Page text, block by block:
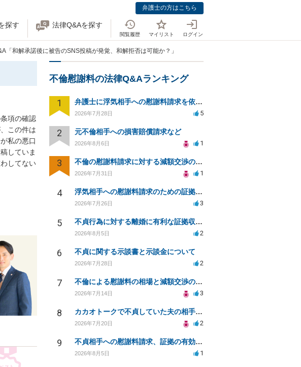
弁護士の方はこちら
探す 法律Q&Aを探す
閲覧履歴 マイリスト ログイン
「和解承諾後に被告のSNS投稿が発覚、和解拒否は可能か？」
項の確認
この件は
私の悪口
していま
してない
不倫慰謝料の法律Q&Aランキング
1 弁護士に浮気相手への慰謝料請求を依頼する費用相場は？
2026年7月28日 5
2 元不倫相手への損害賠償請求など
2026年8月6日 1
3 不倫の慰謝料請求に対する減額交渉の可能性と対策
2026年7月31日 1
4 浮気相手への慰謝料請求のための証拠集めと探偵選び
2026年7月26日 3
5 不貞行為に対する離婚に有利な証拠収集方法と法的手続きについて
2026年8月5日 2
6 不貞に関する示談書と示談金について
2026年7月28日 2
7 不倫による慰謝料の相場と減額交渉の可能性について
2026年7月14日 3
8 カカオトークで不貞していた夫の相手を特定したい
2026年7月20日 2
9 不貞相手への慰謝料請求、証拠の有効性と対応方法は？
2026年8月5日 1